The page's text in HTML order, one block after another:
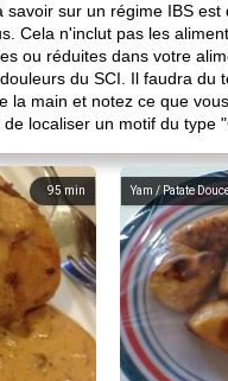
savoir sur un régime IBS
Cela n'inclut pas les
ou réduites dans votre
du SCI. Il faudra
la main et notez ce que
localiser un motif du type
95min Yam / Patate